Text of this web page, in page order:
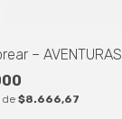
– AVENTURAS
de $8.666,67